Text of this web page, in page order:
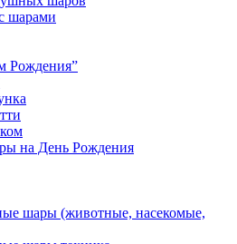
шарами
Рождения”
на День Рождения
шары (животные, насекомые,